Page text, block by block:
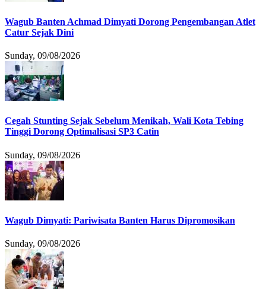
Wagub Banten Achmad Dimyati Dorong Pengembangan Atlet
Catur Sejak Dini
Sunday, 09/08/2026
Cegah Stunting Sejak Sebelum Menikah, Wali Kota Tebing
Tinggi Dorong Optimalisasi SP3 Catin
Sunday, 09/08/2026
Wagub Dimyati: Pariwisata Banten Harus Dipromosikan
Sunday, 09/08/2026